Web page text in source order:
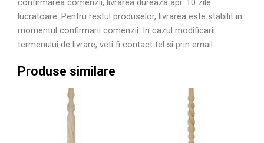
confirmarea comenzii, livrarea dureaza apr. 10 zile
lucratoare. Pentru restul produselor, livrarea este stabilit in
momentul confirmarii comenzii. In cazul modificarii
termenului de livrare, veti fi contact tel si prin email.
Produse similare